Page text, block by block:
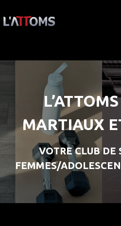
au
MARTIAUX
VOTRE CLUB DE
FEMMES/